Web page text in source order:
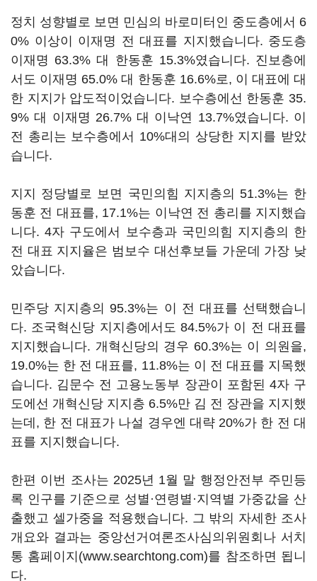
정치 성향별로 보면 민심의 바로미터인 중도층에서 6
0% 이상이 이재명 전 대표를 지지했습니다. 중도층
이재명 63.3% 대 한동훈 15.3%였습니다. 진보층에
서도 이재명 65.0% 대 한동훈 16.6%로, 이 대표에 대
한 지지가 압도적이었습니다. 보수층에선 한동훈 35.
9% 대 이재명 26.7% 대 이낙연 13.7%였습니다. 이
전 총리는 보수층에서 10%대의 상당한 지지를 받았
습니다.
지지 정당별로 보면 국민의힘 지지층의 51.3%는 한
동훈 전 대표를, 17.1%는 이낙연 전 총리를 지지했습
니다. 4자 구도에서 보수층과 국민의힘 지지층의 한
전 대표 지지율은 범보수 대선후보들 가운데 가장 낮
았습니다.
민주당 지지층의 95.3%는 이 전 대표를 선택했습니
다. 조국혁신당 지지층에서도 84.5%가 이 전 대표를
지지했습니다. 개혁신당의 경우 60.3%는 이 의원을,
19.0%는 한 전 대표를, 11.8%는 이 전 대표를 지목했
습니다. 김문수 전 고용노동부 장관이 포함된 4자 구
도에선 개혁신당 지지층 6.5%만 김 전 장관을 지지했
는데, 한 전 대표가 나설 경우엔 대략 20%가 한 전 대
표를 지지했습니다.
한편 이번 조사는 2025년 1월 말 행정안전부 주민등
록 인구를 기준으로 성별·연령별·지역별 가중값을 산
출했고 셀가중을 적용했습니다. 그 밖의 자세한 조사
개요와 결과는 중앙선거여론조사심의위원회나 서치
통 홈페이지(www.searchtong.com)를 참조하면 됩니
다.